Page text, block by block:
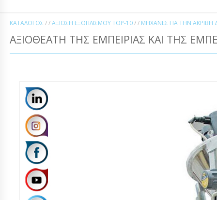
ΚΑΤΆΛΟΓΟΣ / /ΑΞΊΩΣΗ ΕΞΟΠΛΙΣΜΟΎ TOP-10/ / ΜΗΧΑΝΈΣ ΓΙΑ ΤΗΝ
ΑΞΙΟΘΈΑΤΗ ΤΗΣ ΕΜΠΕΙΡΊΑΣ ΚΑΙ ΤΗΣ